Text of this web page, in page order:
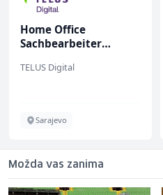
Home Office
Sachbearbeiter
bekannten deutschen
TELUS Digital
Sarajevo
Možda vas zanima